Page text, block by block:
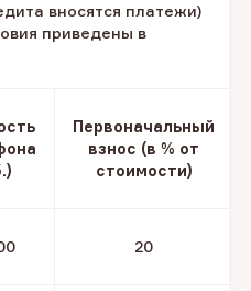
вносятся платежи)
приведены в
Первоначальный
взнос (в % от
стоимости)
20